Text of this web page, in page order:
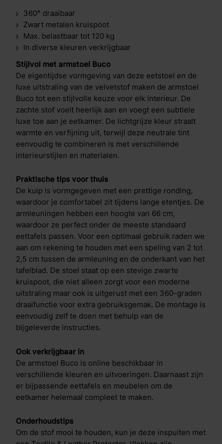
360° draaibaar
Zwart metalen kruispoot
Max. belastbaar tot 120 kg
In diverse kleuren verkrijgbaar
Stijlvol met armstoel Buco
De eigentijdse vormgeving van deze eetstoel en de
luxe uitstraling van de velvetstof maken de armstoel
Buco tot een stijlvolle keuze voor elk interieur. De
zachte stof voelt heerlijk aan en voegt een subtiele
luxe toe aan je eetkamer. De lichtgrijze kleur straalt
warmte en verfijning uit, terwijl deze neutrale tint
eenvoudig te combineren is met verschillende
interieurstijlen en materialen.
Praktische tips voor thuis
De kuip is vormgegeven met een prettige ronding,
waardoor je comfortabel zit tijdens lange etentjes. De
armleuningen hebben een hoogte van 66 cm,
waardoor ze perfect onder de meeste standaard
eettafels passen. Voor een optimaal gebruik raden we
aan om rekening te houden met een speling van 2 tot
2,5 cm tussen de armleuning en de onderkant van het
tafelblad. De stoel staat op een stevige zwarte
kruispoot, die niet alleen zorgt voor een moderne
uitstraling maar ook is uitgerust met een 360-graden
draaifunctie voor extra gebruiksgemak. De montage is
eenvoudig zelf te doen met behulp van de
bijgeleverde instructies.
Ook verkrijgbaar in
De armstoel Buco is online beschikbaar in
verschillende kleuren en uitvoeringen. Daarnaast zijn
er bijpassende eettafels en meubelen om de
eetkamer helemaal compleet te maken.
Onderhoudstips
Om de stof mooi te houden, kun je deze inspuiten met